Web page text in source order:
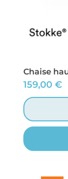
Chaise
159,00 €